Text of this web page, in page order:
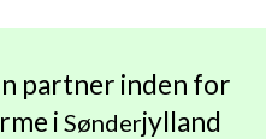
partner inden for
i Sønderjylland